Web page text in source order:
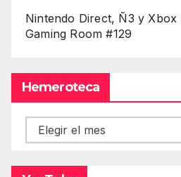
Nintendo Direct, Ñ3 y Xbox
Gaming Room #129
Hemeroteca
Hemeroteca